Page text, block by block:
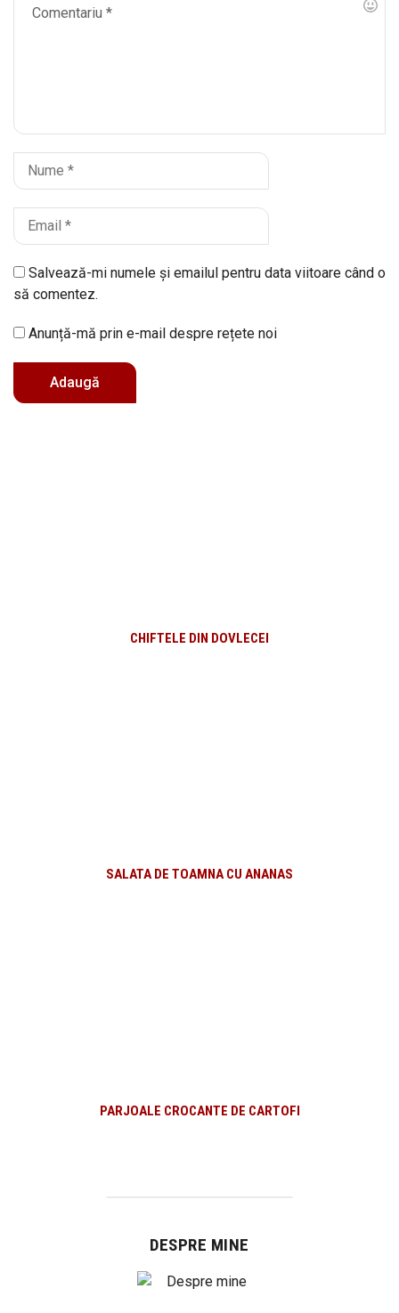
Salvează-mi numele și emailul pentru data viitoare când o
să comentez.
Anunță-mă prin e-mail despre rețete noi
CHIFTELE DIN DOVLECEI
SALATA DE TOAMNA CU ANANAS
PARJOALE CROCANTE DE CARTOFI
DESPRE MINE